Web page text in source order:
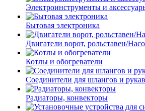
Электроинструменты и
Бытовая электроника
Двигатели ворот, рольставен/
Котлы и обогреватели
Соединители для шлангов и
Радиаторы, конвекторы